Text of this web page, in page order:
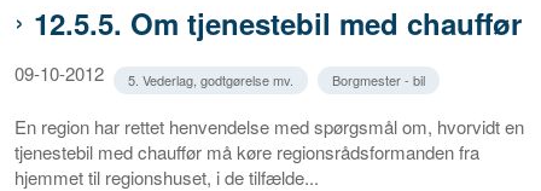
12.5.5. Om tjenestebil med chauffør
09-10-2012 5. Vederlag, godtgørelse mv. Borgmester - bil
En region har rettet henvendelse med spørgsmål om, hvorvidt en
tjenestebil med chauffør må køre regionsrådsformanden fra
hjemmet til regionshuset, i de tilfælde...